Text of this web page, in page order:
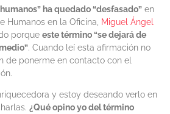
ha quedado “desfasado” en
Humanos en la Oficina, Miguel Ángel
porque este término “se dejará de
. Cuando leí esta afirmación no
de ponerme en contacto con el
y estoy deseando verlo en
¿Qué opino yo del término